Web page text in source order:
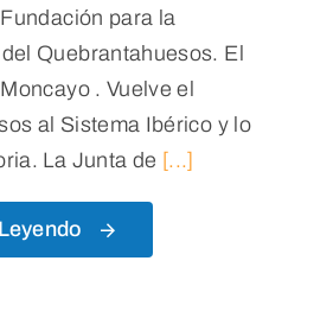
para la
Quebrantahuesos. El
. Vuelve el
al Sistema Ibérico y lo
La Junta de [...]